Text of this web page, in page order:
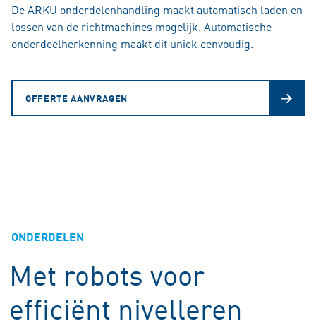
De ARKU onderdelenhandling maakt automatisch laden en
lossen van de richtmachines mogelijk. Automatische
onderdeelherkenning maakt dit uniek eenvoudig.
OFFERTE AANVRAGEN
ONDERDELEN
Met robots voor
efficiënt nivelleren